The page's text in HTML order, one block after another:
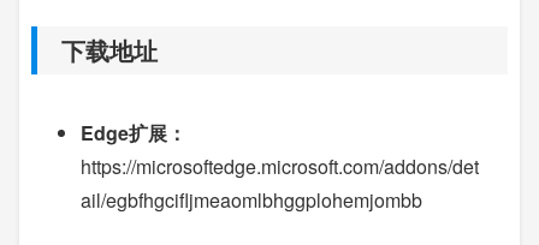
下载地址
Edge扩展：
https://microsoftedge.microsoft.com/addons/det
ail/egbfhgcifljmeaomlbhggplohemjombb